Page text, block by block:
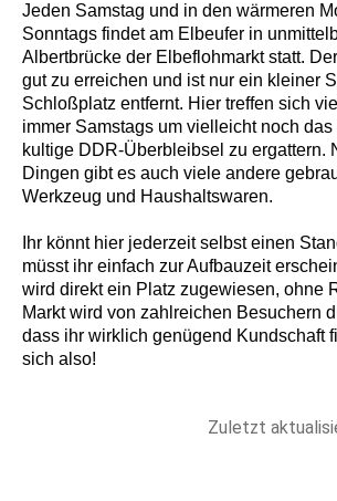
Jeden Samstag und in den wärmeren
Sonntags findet am Elbeufer in
Albertbrücke der Elbeflohmarkt statt.
gut zu erreichen und ist nur ein kleiner
Schloßplatz entfernt. Hier treffen sich
immer Samstags um vielleicht noch
kultige DDR-Überbleibsel zu ergattern.
Dingen gibt es auch viele andere
Werkzeug und Haushaltswaren.
Ihr könnt hier jederzeit selbst einen
müsst ihr einfach zur Aufbauzeit
wird direkt ein Platz zugewiesen, ohne
Markt wird von zahlreichen Besuchern
dass ihr wirklich genügend Kundschaft
sich also!
Zuletzt